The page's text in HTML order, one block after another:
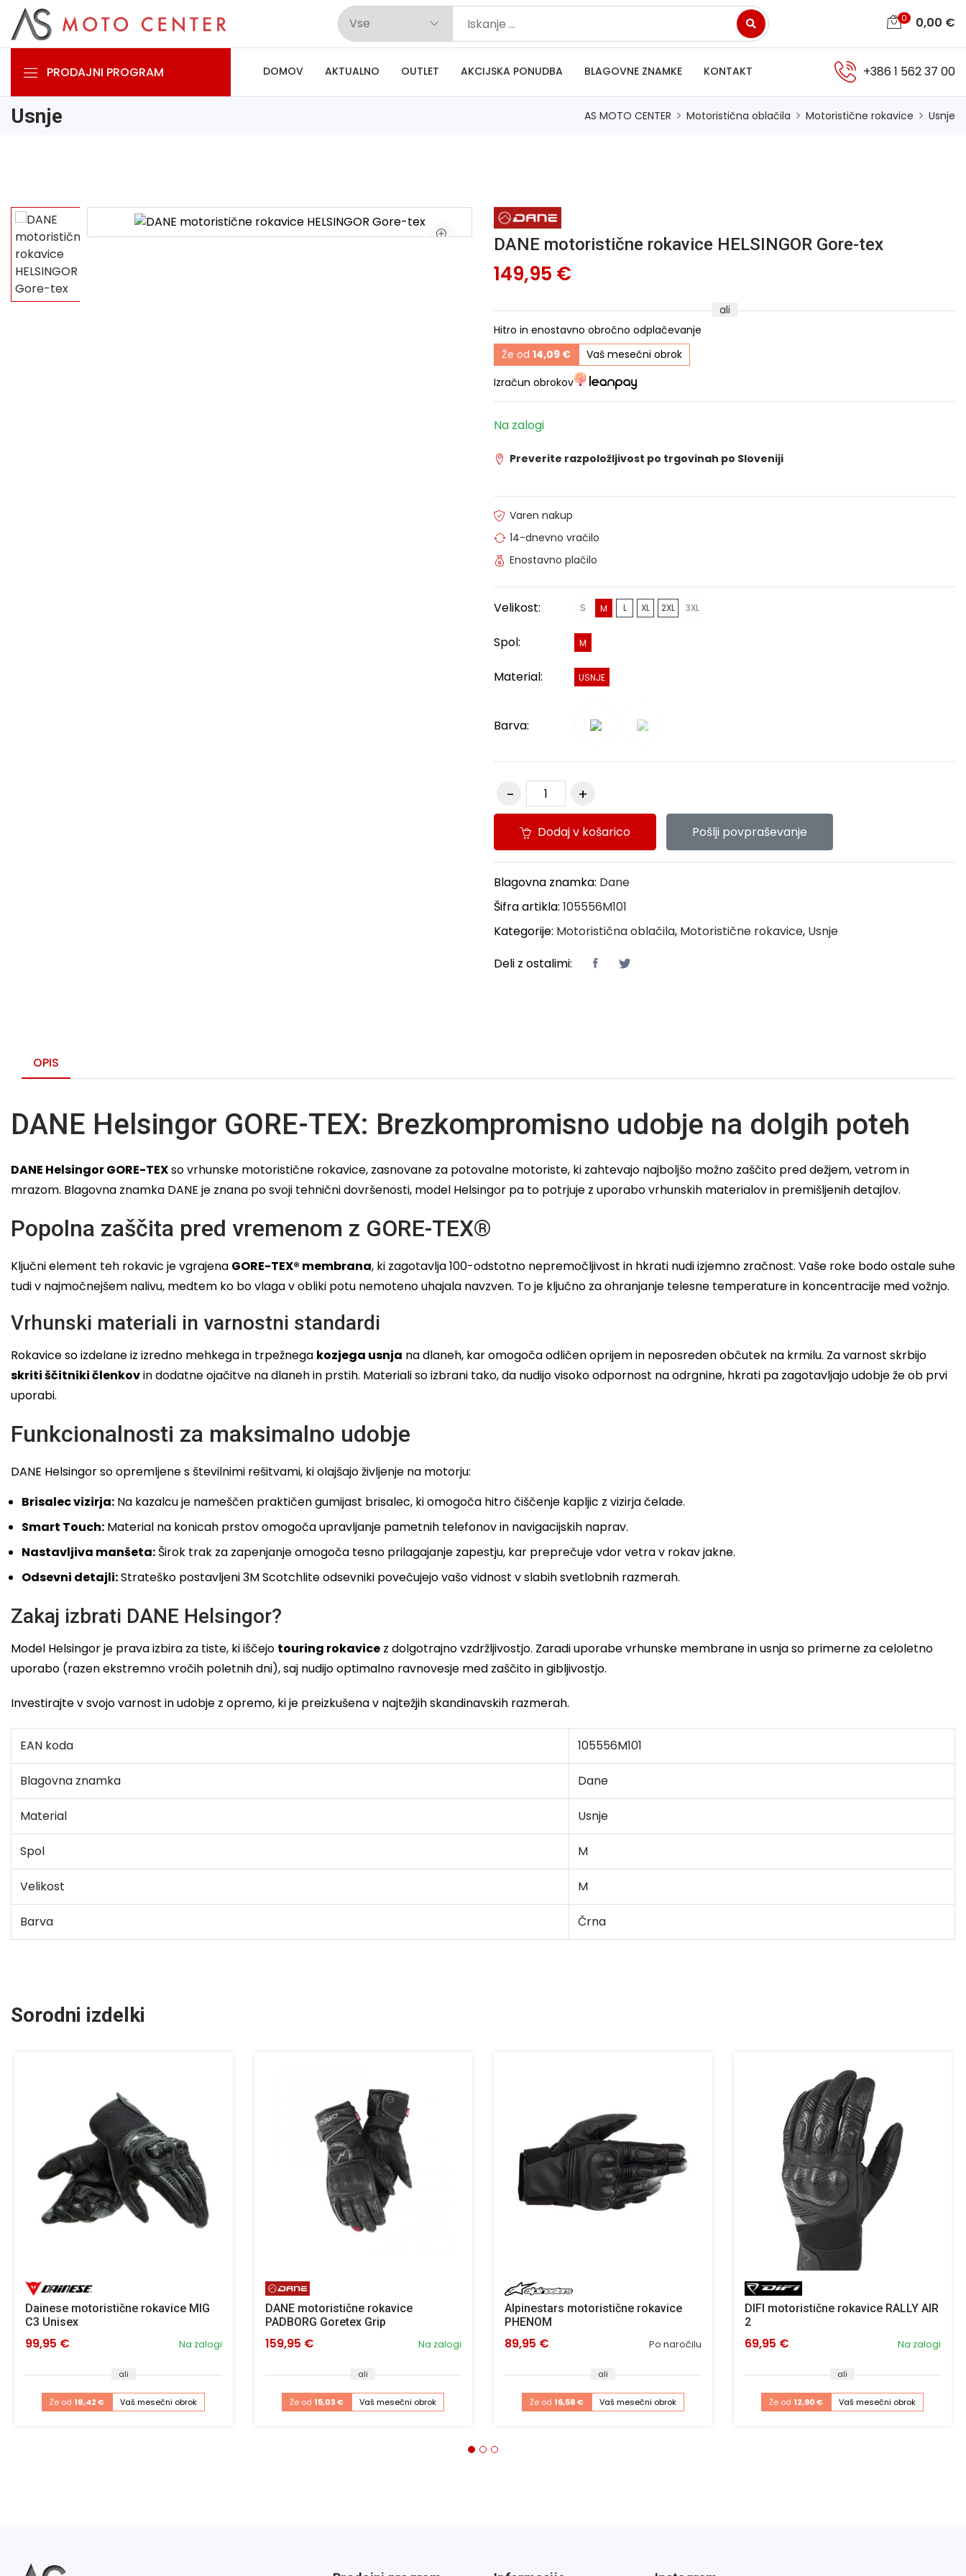
0 0,00 €
PRODAJNI PROGRAM DOMOV AKTUALNO OUTLET AKCIJSKA PONUDBA BLAGOVNE ZNAMKE KONTAKT +386 1 562 37 00
Usnje AS MOTO CENTER Motoristična oblačila Motoristične rokavice Usnje
DANE motoristične rokavice HELSINGOR Gore-tex
149,95 €
ali
Hitro in enostavno obročno odplačevanje
Že od 14,09 €
Vaš mesečni obrok
Izračun obrokov
Na zalogi
Preverite razpoložljivost po trgovinah po Sloveniji
Varen nakup
14-dnevno vračilo
Enostavno plačilo
Velikost: S M L XL 2XL 3XL
Spol: M
Material: USNJE
Barva:
Dodaj v košarico Pošlji povpraševanje
Blagovna znamka: Dane
Šifra artikla: 105556M101
Kategorije: Motoristična oblačila, Motoristične rokavice, Usnje
Deli z ostalimi:
OPIS
DANE Helsingor GORE-TEX: Brezkompromisno udobje na dolgih poteh
DANE Helsingor GORE-TEXso vrhunske motoristične rokavice, zasnovane za potovalne motoriste, ki zahtevajo najboljšo možno zaščito pred dežjem, vetrom in
mrazom. Blagovna znamka DANE je znana po svoji tehnični dovršenosti, model Helsingor pa to potrjuje z uporabo vrhunskih materialov in premišljenih detajlov.
Popolna zaščita pred vremenom z GORE-TEX®
Ključni element teh rokavic je vgrajena GORE-TEX® membrana, ki zagotavlja 100-odstotno nepremočljivost in hkrati nudi izjemno zračnost. Vaše roke bodo ostale suhe
tudi v najmočnejšem nalivu, medtem ko bo vlaga v obliki potu nemoteno uhajala navzven. To je ključno za ohranjanje telesne temperature in koncentracije med vožnjo.
Vrhunski materiali in varnostni standardi
Rokavice so izdelane iz izredno mehkega in trpežnega kozjega usnja na dlaneh, kar omogoča odličen oprijem in neposreden občutek na krmilu. Za varnost skrbijo
skriti ščitniki členkovin dodatne ojačitve na dlaneh in prstih. Materiali so izbrani tako, da nudijo visoko odpornost na odrgnine, hkrati pa zagotavljajo udobje že ob prvi
uporabi.
Funkcionalnosti za maksimalno udobje
DANE Helsingor so opremljene s številnimi rešitvami, ki olajšajo življenje na motorju:
Brisalec vizirja: Na kazalcu je nameščen praktičen gumijast brisalec, ki omogoča hitro čiščenje kapljic z vizirja čelade.
Smart Touch: Material na konicah prstov omogoča upravljanje pametnih telefonov in navigacijskih naprav.
Nastavljiva manšeta: Širok trak za zapenjanje omogoča tesno prilagajanje zapestju, kar preprečuje vdor vetra v rokav jakne.
Odsevni detajli:Strateško postavljeni 3M Scotchlite odsevniki povečujejo vašo vidnost v slabih svetlobnih razmerah.
Zakaj izbrati DANE Helsingor?
Model Helsingor je prava izbira za tiste, ki iščejo touring rokavice z dolgotrajno vzdržljivostjo. Zaradi uporabe vrhunske membrane in usnja so primerne za celoletno
uporabo (razen ekstremno vročih poletnih dni), saj nudijo optimalno ravnovesje med zaščito in gibljivostjo.
Investirajte v svojo varnost in udobje z opremo, ki je preizkušena v najtežjih skandinavskih razmerah.
EAN koda 105556M101
Blagovna znamka Dane
Material Usnje
Spol M
Velikost M
Barva Črna
Sorodni izdelki
Dainese motoristične rokavice MIG
C3 Unisex
Na zalogi
99,95 €
ali
Že od 18,42 € Vaš mesečni obrok
DANE motoristične rokavice
PADBORG Goretex Grip
Na zalogi
159,95 €
ali
Že od 15,03 € Vaš mesečni obrok
Alpinestars motoristične rokavice
PHENOM
Po naročilu
89,95 €
ali
Že od 16,58 € Vaš mesečni obrok
DIFI motoristične rokavice RALLY AIR
2
Na zalogi
69,95 €
ali
Že od 12,90 € Vaš mesečni obrok